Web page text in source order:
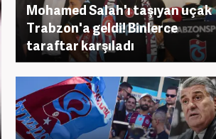
Mohamed Salah'ı taşıyan uçak
Trabzon'a geldi! Binlerce
taraftar karşıladı